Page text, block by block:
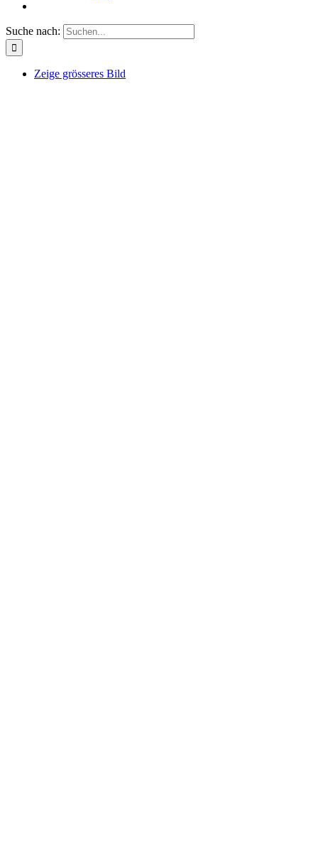
Suche nach:
Zeige grösseres Bild